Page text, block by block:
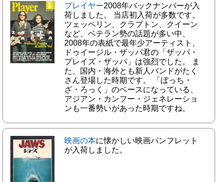
プレイヤー2008年バックナンバーが入
荷しました。 当店初入荷が多数です。
ツェッペリン、クラプトン、クイーン
など、ベテラン勢の話題が多い中、
2008年の表紙で最年少アーティスト、
ドゥイージル・ザッパ君の「ザッパ・
プレイズ・ザッパ」は強烈でした。 ま
た、国内・海外とも新人バンドがたく
さん登場した時期です。 「ぼっち・
ざ・ろっく」のベースになっている、
アジアン・カンフー・ジェネレーショ
ンも一番勢いがあった時期ですね。
映画の本に懐かしい映画パンフレット
が入荷しました。